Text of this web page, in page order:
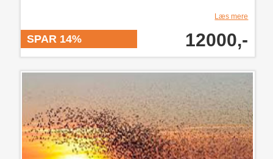
Læs mere
SPAR 14% 12000,-